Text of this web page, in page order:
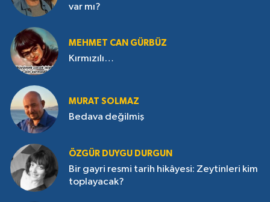
var mı?
MEHMET CAN GÜRBÜZ
Kırmızılı…
MURAT SOLMAZ
Bedava değilmiş
ÖZGÜR DUYGU DURGUN
Bir gayri resmi tarih hikâyesi: Zeytinleri kim
toplayacak?